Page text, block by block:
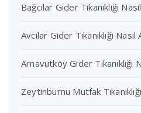
Bağcılar Gider Tıkanıklığı
Avcılar Gider Tıkanıklığı Nasıl
Arnavutköy Gider Tıkanıklığı
Zeytinburnu Mutfak Tıkanıklığı